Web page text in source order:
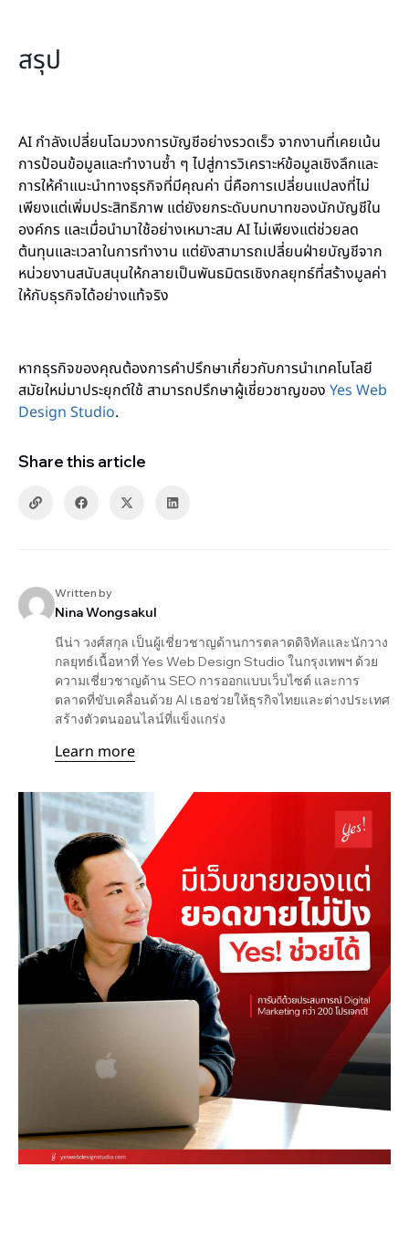
สรุป
AI กำลังเปลี่ยนโฉมวงการบัญชีอย่างรวดเร็ว จากงานที่เคยเน้น
การป้อนข้อมูลและทำงานซ้ำ ๆ ไปสู่การวิเคราะห์ข้อมูลเชิงลึกและ
การให้คำแนะนำทางธุรกิจที่มีคุณค่า นี่คือการเปลี่ยนแปลงที่ไม่
เพียงแต่เพิ่มประสิทธิภาพ แต่ยังยกระดับบทบาทของนักบัญชีใน
องค์กร และเมื่อนำมาใช้อย่างเหมาะสม AI ไม่เพียงแต่ช่วยลด
ต้นทุนและเวลาในการทำงาน แต่ยังสามารถเปลี่ยนฝ่ายบัญชีจาก
หน่วยงานสนับสนุนให้กลายเป็นพันธมิตรเชิงกลยุทธ์ที่สร้างมูลค่า
ให้กับธุรกิจได้อย่างแท้จริง
หากธุรกิจของคุณต้องการคำปรึกษาเกี่ยวกับการนำเทคโนโลยี
สมัยใหม่มาประยุกต์ใช้ สามารถปรึกษาผู้เชี่ยวชาญของ Yes Web
Design Studio.
Share this article
Written by
Nina Wongsakul
นีน่า วงศ์สกุล เป็นผู้เชี่ยวชาญด้านการตลาดดิจิทัลและนักวาง
กลยุทธ์เนื้อหาที่ Yes Web Design Studio ในกรุงเทพฯ ด้วย
ความเชี่ยวชาญด้าน SEO การออกแบบเว็บไซต์ และการ
ตลาดที่ขับเคลื่อนด้วย AI เธอช่วยให้ธุรกิจไทยและต่างประเทศ
สร้างตัวตนออนไลน์ที่แข็งแกร่ง
Learn more